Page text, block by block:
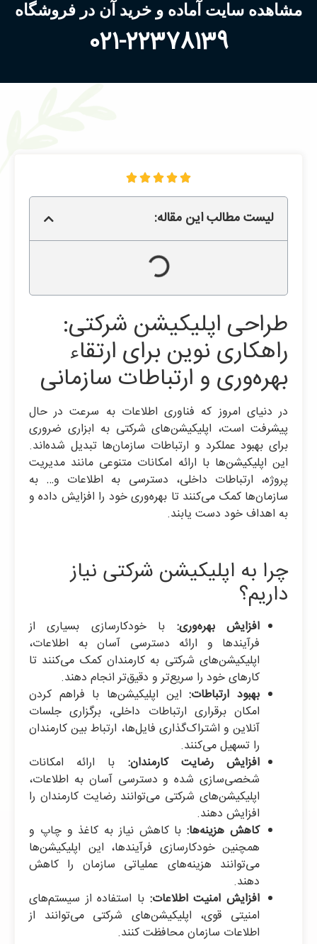
مشاهده سایت آماده و خرید آن در فروشگاه
021-22378139





لیست مطالب این مقاله:
طراحی اپلیکیشن شرکتی:
راهکاری نوین برای ارتقاء
بهره‌وری و ارتباطات سازمانی
در دنیای امروز که فناوری اطلاعات به سرعت در حال
پیشرفت است، اپلیکیشن‌های شرکتی به ابزاری ضروری
برای بهبود عملکرد و ارتباطات سازمان‌ها تبدیل شده‌اند.
این اپلیکیشن‌ها با ارائه امکانات متنوعی مانند مدیریت
پروژه، ارتباطات داخلی، دسترسی به اطلاعات و… به
سازمان‌ها کمک می‌کنند تا بهره‌وری خود را افزایش داده و
به اهداف خود دست یابند.
چرا به اپلیکیشن شرکتی نیاز
داریم؟
افزایش بهره‌وری: با خودکارسازی بسیاری از
فرآیندها و ارائه دسترسی آسان به اطلاعات،
اپلیکیشن‌های شرکتی به کارمندان کمک می‌کنند تا
کارهای خود را سریع‌تر و دقیق‌تر انجام دهند.
بهبود ارتباطات:این اپلیکیشن‌ها با فراهم کردن
امکان برقراری ارتباطات داخلی، برگزاری جلسات
آنلاین و اشتراک‌گذاری فایل‌ها، ارتباط بین کارمندان
را تسهیل می‌کنند.
افزایش رضایت کارمندان: با ارائه امکانات
شخصی‌سازی شده و دسترسی آسان به اطلاعات،
اپلیکیشن‌های شرکتی می‌توانند رضایت کارمندان را
افزایش دهند.
کاهش هزینه‌ها:با کاهش نیاز به کاغذ و چاپ و
همچنین خودکارسازی فرآیندها، این اپلیکیشن‌ها
می‌توانند هزینه‌های عملیاتی سازمان را کاهش
دهند.
افزایش امنیت اطلاعات: با استفاده از سیستم‌های
امنیتی قوی، اپلیکیشن‌های شرکتی می‌توانند از
اطلاعات سازمان محافظت کنند.